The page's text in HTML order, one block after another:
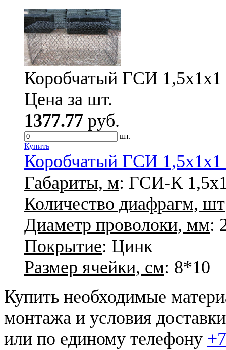
Коробчатый ГСИ 1,5х1х1
Цена за шт.
1377.77 руб.
шт.
Купить
Коробчатый ГСИ 1,5х1х1
Габариты, м: ГСИ-К
Количество диафрагм, шт
Диаметр проволоки, мм:
Покрытие: Цинк
Размер ячейки, см: 8*10
Купить необходимые
монтажа и условия
или по единому телефону